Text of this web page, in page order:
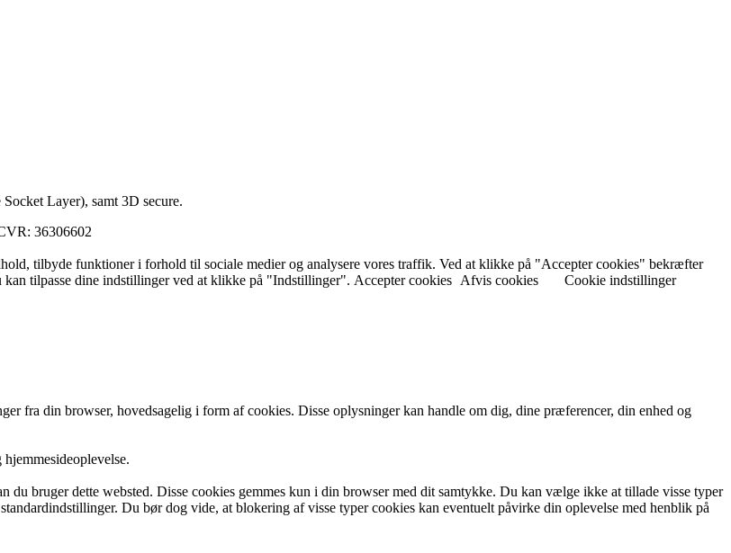
Layer), samt 3D secure.
36306602
tilbyde funktioner i forhold til sociale medier og analysere vores traffik. Ved at klikke på "Accepter cookies" bekræfter
tilpasse dine indstillinger ved at klikke på "Indstillinger". Accepter cookies Afvis cookies
Cookie indstillinger
fra din browser, hovedsagelig i form af cookies. Disse oplysninger kan handle om dig, dine præferencer, din enhed og
du bruger dette websted. Disse cookies gemmes kun i din browser med dit samtykke. Du kan vælge ikke at tillade visse typer
Du bør dog vide, at blokering af visse typer cookies kan eventuelt påvirke din oplevelse med henblik på